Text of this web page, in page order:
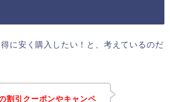
に安く購入したい！と、考えているのだ
割引クーポンやキャンペ